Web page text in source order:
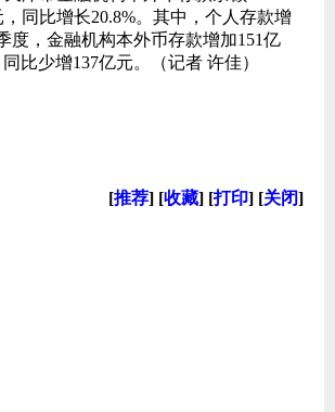
同比增长20.8%。其中，个人存款增
度，金融机构本外币存款增加151亿
比少增137亿元。（记者 许佳）
[推荐] [收藏] [打印] [关闭]